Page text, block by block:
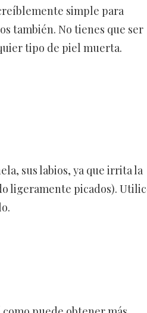
simple para
también. No tienes que ser
tipo de piel muerta.
sus labios, ya que irrita la
ligeramente picados).